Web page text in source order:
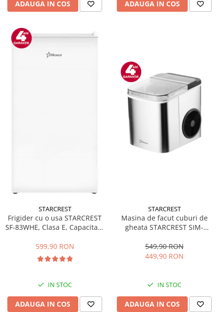
ADAUGA IN COS ADAUGA IN COS
STARCREST
Frigider cu o usa STARCREST
SF-83WHE, Clasa E, Capacitate
Compartiment gheata, H 85
cm, Alb
599,90 RON
IN STOC
ADAUGA IN COS
STARCREST
Masina de facut cuburi de
gheata STARCREST SIM-
Doua dimensiuni pentru
cuburi, Rezervor apa 1.3 l,
549,90 RON
449,90 RON
IN STOC
ADAUGA IN COS